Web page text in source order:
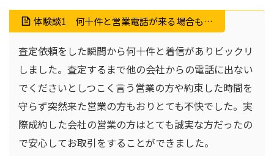
体験談1 何十件と営業電話が来る場合も…
査定依頼をした瞬間から何十件と着信がありビックリ
しました。査定するまで他の会社からの電話に出ない
でくださいとしつこく言う営業の方や約束した時間を
守らず突然来た営業の方もおりとても不快でした。実
際成約した会社の営業の方はとても誠実な方だったの
で安心してお取引をすることができました。